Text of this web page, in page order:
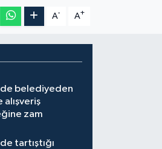
A- A+
belediyeden
alışveriş
zam
tartıştığı